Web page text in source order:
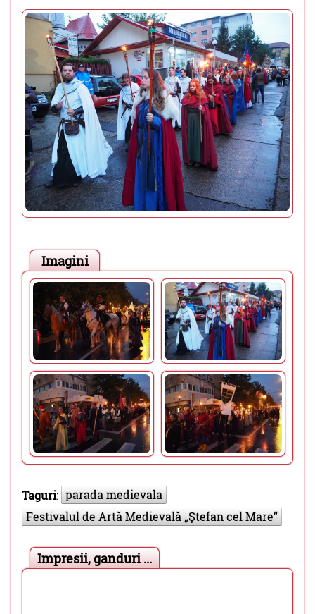
Imagini
Taguri: parada medievala
Festivalul de Artă Medievală „Ştefan cel Mare”
Impresii, ganduri ...